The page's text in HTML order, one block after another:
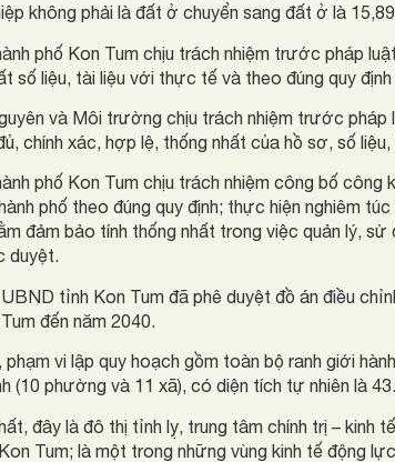
không phải là đất ở chuyển sang đất ở là
phố Kon Tum chịu trách nhiệm trước pháp
số liệu, tài liệu với thực tế và theo đúng quy
và Môi trường chịu trách nhiệm trước pháp
chính xác, hợp lệ, thống nhất của hồ sơ, số liệu,
phố Kon Tum chịu trách nhiệm công bố công
phố theo đúng quy định; thực hiện nghiêm
đảm bảo tính thống nhất trong việc quản lý,
duyệt.
tỉnh Kon Tum đã phê duyệt đồ án điều
đến năm 2040.
vi lập quy hoạch gồm toàn bộ ranh giới
(10 phường và 11 xã), có diện tích tự nhiên là
đây là đô thị tỉnh lỵ, trung tâm chính trị – kinh
Tum; là một trong những vùng kinh tế động